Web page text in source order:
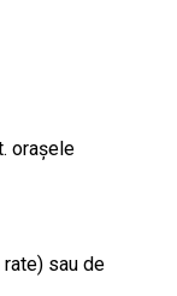
orașele
sau de